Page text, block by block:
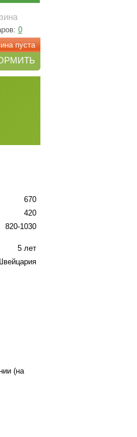
0
пуста
670
420
820-1030
5 лет
(на